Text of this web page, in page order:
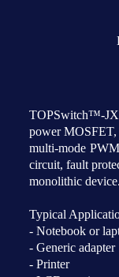
TOPSwitch™-
power MOSFET,
multi-mode
circuit, fault
monolithic device.
Typical
- Notebook or
- Generic adapter
- Printer